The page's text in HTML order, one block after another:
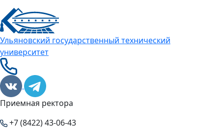
Ульяновский государственный технический
университет
Приемная ректора
+7 (8422) 43-06-43